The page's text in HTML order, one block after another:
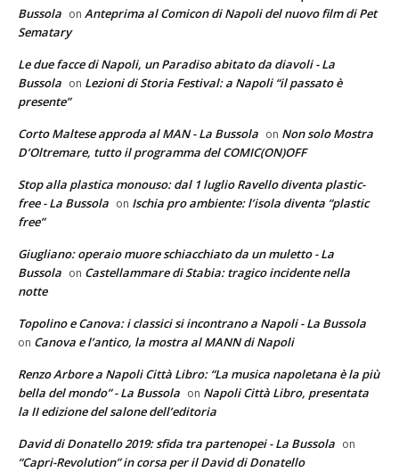
Bussola on Anteprima al Comicon di Napoli del nuovo film di Pet
Sematary
Le due facce di Napoli, un Paradiso abitato da diavoli - La
Bussola on Lezioni di Storia Festival: a Napoli “il passato è
presente”
Corto Maltese approda al MAN - La Bussola on Non solo Mostra
D’Oltremare, tutto il programma del COMIC(ON)OFF
Stop alla plastica monouso: dal 1 luglio Ravello diventa plastic-
free - La Bussola on Ischia pro ambiente: l’isola diventa “plastic
free”
Giugliano: operaio muore schiacchiato da un muletto - La
Bussola on Castellammare di Stabia: tragico incidente nella
notte
Topolino e Canova: i classici si incontrano a Napoli - La Bussola
on Canova e l’antico, la mostra al MANN di Napoli
Renzo Arbore a Napoli Città Libro: “La musica napoletana è la più
bella del mondo” - La Bussola on Napoli Città Libro, presentata
la II edizione del salone dell’editoria
David di Donatello 2019: sfida tra partenopei - La Bussola on
“Capri-Revolution” in corsa per il David di Donatello